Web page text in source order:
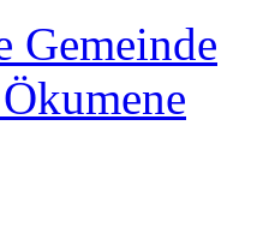
Gemeinde